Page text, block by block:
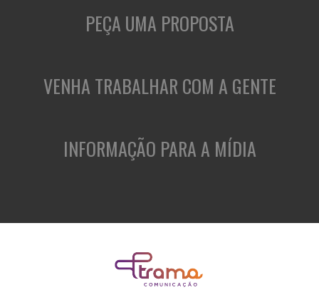
PEÇA UMA PROPOSTA
VENHA TRABALHAR COM A GENTE
INFORMAÇÃO PARA A MÍDIA